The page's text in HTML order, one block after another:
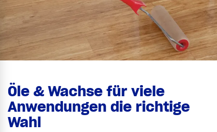
Öle & Wachse für viele
Anwendungen die richtige
Wahl